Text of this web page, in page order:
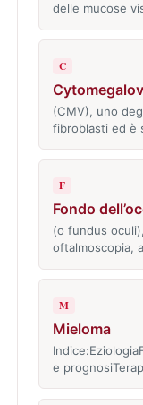
delle mucose
C
(CMV), uno
fibroblasti ed è
F
Fondo
(o fundus
oftalmoscopia,
M
Mieloma
e